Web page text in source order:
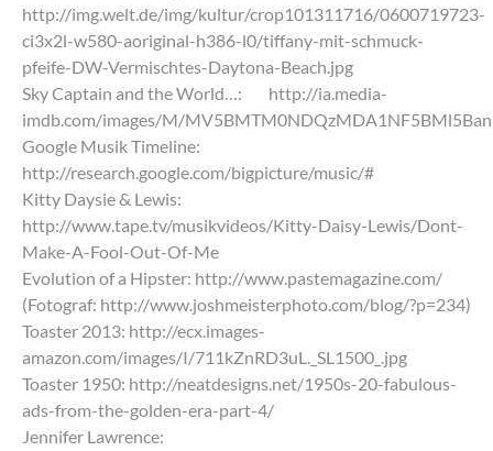
http://img.welt.de/img/kultur/crop101311716/0600719723-
ci3x2l-w580-aoriginal-h386-l0/tiffany-mit-schmuck-
pfeife-DW-Vermischtes-Daytona-Beach.jpg
Sky Captain and the World…: http://ia.media-
imdb.com/images/M/
Google Musik Timeline:
http://research.google.com/bigpicture/music/#
Kitty Daysie & Lewis:
http://www.tape.tv/musikvideos/Kitty-Daisy-Lewis/Dont-
Make-A-Fool-Out-Of-Me
Evolution of a Hipster: http://www.pastemagazine.com/
(Fotograf: http://www.joshmeisterphoto.com/blog/?p=234)
Toaster 2013: http://ecx.images-
amazon.com/images/I/711kZnRD3uL._SL1500_.jpg
Toaster 1950: http://neatdesigns.net/1950s-20-fabulous-
ads-from-the-golden-era-part-4/
Jennifer Lawrence: